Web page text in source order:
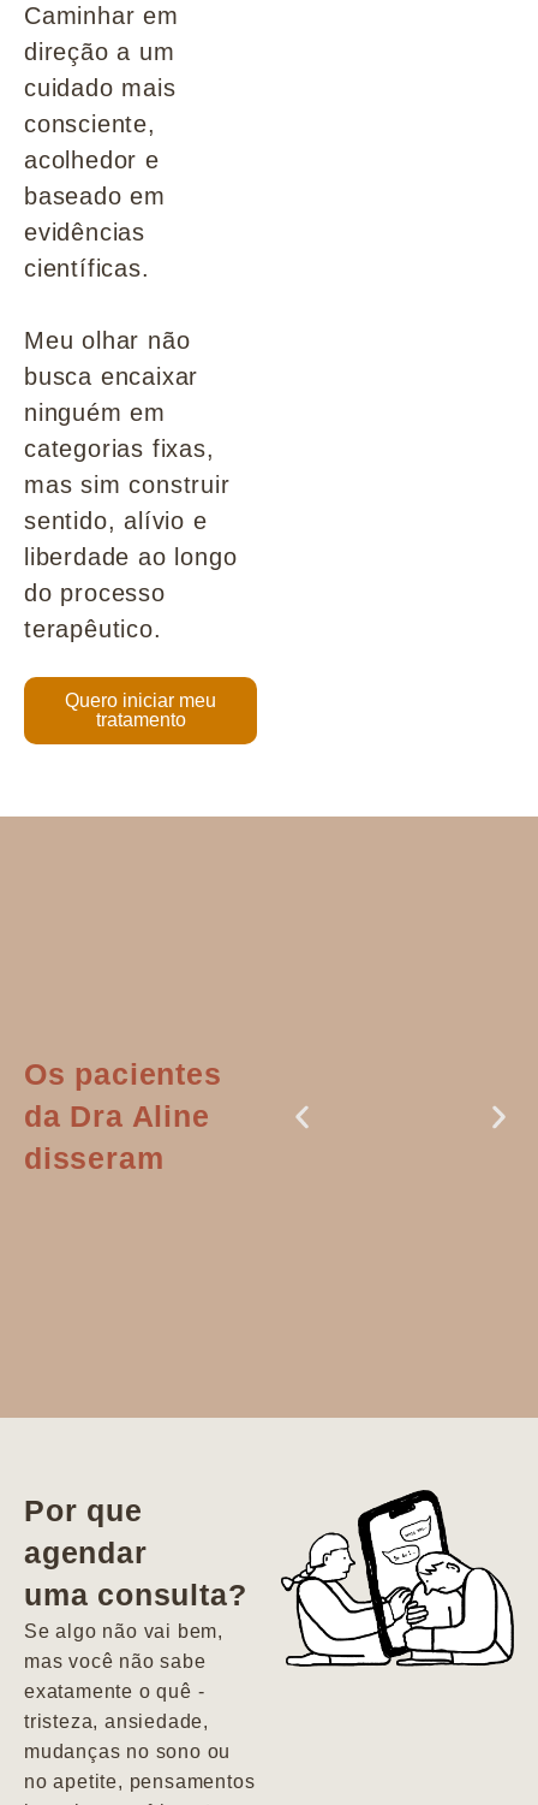
Caminhar em
direção a um
cuidado mais
consciente,
acolhedor e
baseado em
evidências
científicas.
Meu olhar não
busca encaixar
ninguém em
categorias fixas,
mas sim construir
sentido, alívio e
liberdade ao longo
do processo
terapêutico.
Quero iniciar meu
tratamento
Os pacientes
da Dra Aline
disseram
vida. Ela me
encontrou num
estado misto de
depressão e
agitação com
pensamentos
Por que
agendar
uma consulta?
Se algo não vai bem,
mas você não sabe
exatamente o quê -
tristeza, ansiedade,
mudanças no sono ou
no apetite, pensamentos